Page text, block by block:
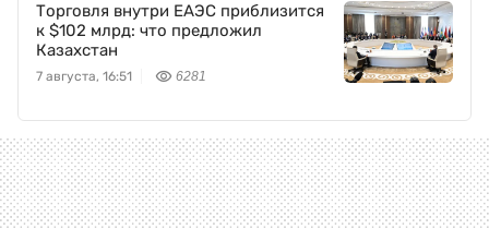
Торговля внутри ЕАЭС приблизится
к $102 млрд: что предложил
Казахстан
7 августа, 16:51 6281